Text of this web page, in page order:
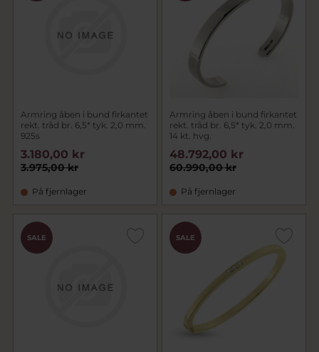
Armring åben i bund firkantet
rekt. tråd br. 6,5* tyk. 2,0 mm.
925s
3.975,00 kr
3.180,00 kr
På fjernlager
Armring åben i bund firkantet
rekt. tråd br. 6,5* tyk. 2,0 mm.
14 kt. hvg.
60.990,00 kr
48.792,00 kr
På fjernlager
SALE SALE